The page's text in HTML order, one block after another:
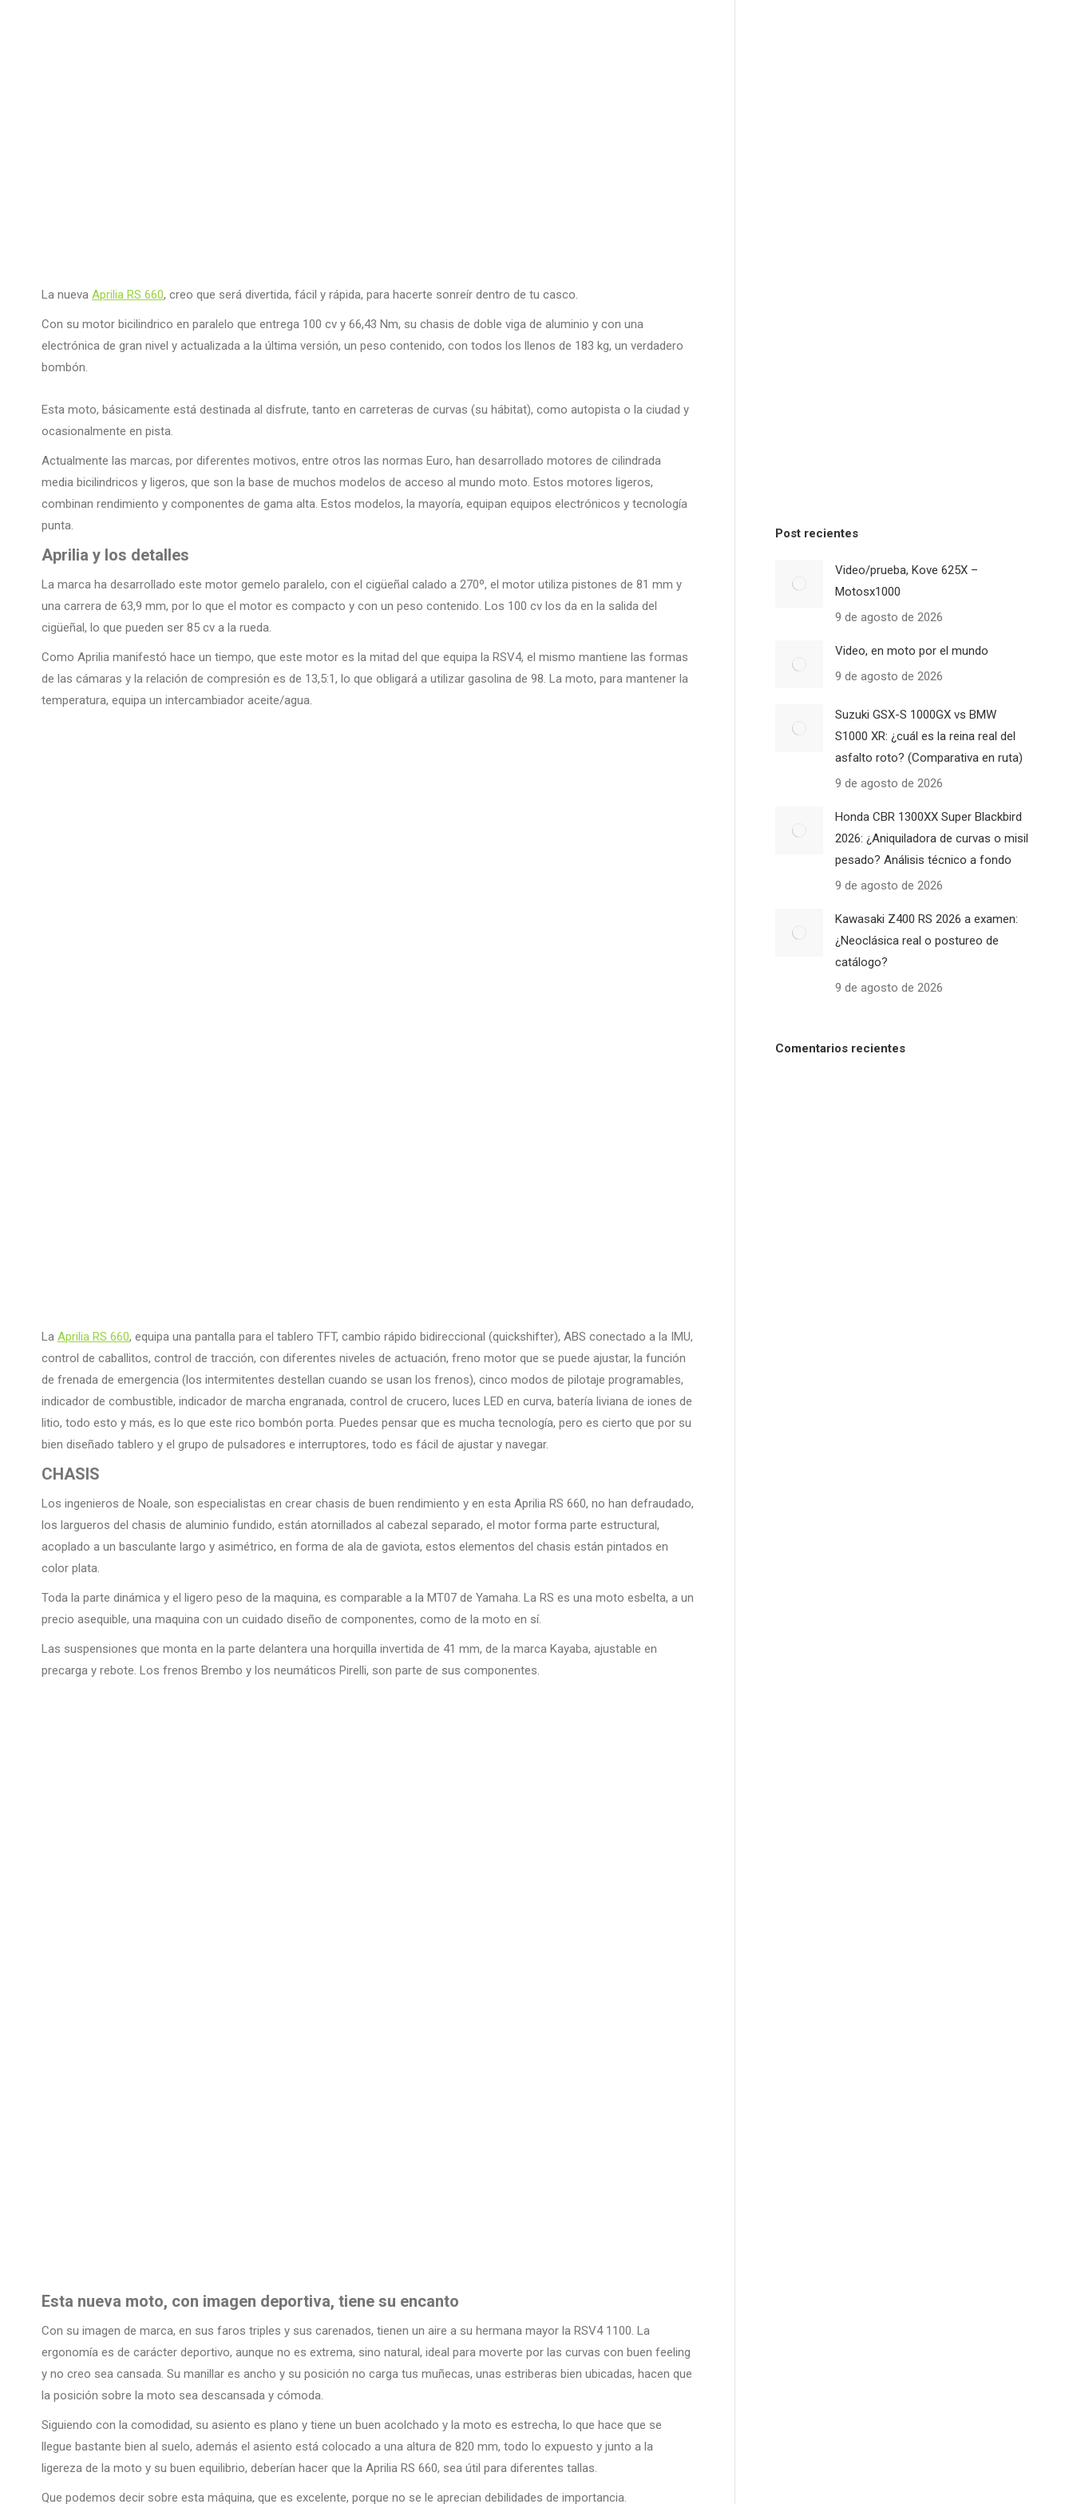
La nueva Aprilia RS 660, creo que será divertida, fácil y rápida, para hacerte sonreír dentro de tu casco.
Con su motor bicilindrico en paralelo que entrega 100 cv y 66,43 Nm, su chasis de doble viga de aluminio y con una
electrónica de gran nivel y actualizada a la última versión, un peso contenido, con todos los llenos de 183 kg, un verdadero
bombón.
Esta moto, básicamente está destinada al disfrute, tanto en carreteras de curvas (su hábitat), como autopista o la ciudad y
ocasionalmente en pista.
Actualmente las marcas, por diferentes motivos, entre otros las normas Euro, han desarrollado motores de cilindrada
media bicilindricos y ligeros, que son la base de muchos modelos de acceso al mundo moto. Estos motores ligeros,
combinan rendimiento y componentes de gama alta. Estos modelos, la mayoría, equipan equipos electrónicos y tecnología
punta.
Aprilia y los detalles
La marca ha desarrollado este motor gemelo paralelo, con el cigüeñal calado a 270º, el motor utiliza pistones de 81 mm y
una carrera de 63,9 mm, por lo que el motor es compacto y con un peso contenido. Los 100 cv los da en la salida del
cigüeñal, lo que pueden ser 85 cv a la rueda.
Como Aprilia manifestó hace un tiempo, que este motor es la mitad del que equipa la RSV4, el mismo mantiene las formas
de las cámaras y la relación de compresión es de 13,5:1, lo que obligará a utilizar gasolina de 98. La moto, para mantener la
temperatura, equipa un intercambiador aceite/agua.
La Aprilia RS 660, equipa una pantalla para el tablero TFT, cambio rápido bidireccional (quickshifter), ABS conectado a la IMU,
control de caballitos, control de tracción, con diferentes niveles de actuación, freno motor que se puede ajustar, la función
de frenada de emergencia (los intermitentes destellan cuando se usan los frenos), cinco modos de pilotaje programables,
indicador de combustible, indicador de marcha engranada, control de crucero, luces LED en curva, batería liviana de iones de
litio, todo esto y más, es lo que este rico bombón porta. Puedes pensar que es mucha tecnología, pero es cierto que por su
bien diseñado tablero y el grupo de pulsadores e interruptores, todo es fácil de ajustar y navegar.
CHASIS
Los ingenieros de Noale, son especialistas en crear chasis de buen rendimiento y en esta Aprilia RS 660, no han defraudado,
los largueros del chasis de aluminio fundido, están atornillados al cabezal separado, el motor forma parte estructural,
acoplado a un basculante largo y asimétrico, en forma de ala de gaviota, estos elementos del chasis están pintados en
color plata.
Toda la parte dinámica y el ligero peso de la maquina, es comparable a la MT07 de Yamaha. La RS es una moto esbelta, a un
precio asequible, una maquina con un cuidado diseño de componentes, como de la moto en sí.
Las suspensiones que monta en la parte delantera una horquilla invertida de 41 mm, de la marca Kayaba, ajustable en
precarga y rebote. Los frenos Brembo y los neumáticos Pirelli, son parte de sus componentes.
Esta nueva moto, con imagen deportiva, tiene su encanto
Con su imagen de marca, en sus faros triples y sus carenados, tienen un aire a su hermana mayor la RSV4 1100. La
ergonomía es de carácter deportivo, aunque no es extrema, sino natural, ideal para moverte por las curvas con buen feeling
y no creo sea cansada. Su manillar es ancho y su posición no carga tus muñecas, unas estriberas bien ubicadas, hacen que
la posición sobre la moto sea descansada y cómoda.
Siguiendo con la comodidad, su asiento es plano y tiene un buen acolchado y la moto es estrecha, lo que hace que se
llegue bastante bien al suelo, además el asiento está colocado a una altura de 820 mm, todo lo expuesto y junto a la
ligereza de la moto y su buen equilibrio, deberían hacer que la Aprilia RS 660, sea útil para diferentes tallas.
Que podemos decir sobre esta máquina, que es excelente, porque no se le aprecian debilidades de importancia.
Post recientes
Video/prueba, Kove 625X –
Motosx1000
9 de agosto de 2026
Video, en moto por el mundo
9 de agosto de 2026
Suzuki GSX-S 1000GX vs BMW
S1000 XR: ¿cuál es la reina real del
asfalto roto? (Comparativa en ruta)
9 de agosto de 2026
Honda CBR 1300XX Super Blackbird
2026: ¿Aniquiladora de curvas o misil
pesado? Análisis técnico a fondo
9 de agosto de 2026
Kawasaki Z400 RS 2026 a examen:
¿Neoclásica real o postureo de
catálogo?
9 de agosto de 2026
Comentarios recientes